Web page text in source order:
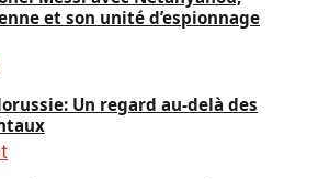
et son unité d’espionnage
Un regard au-delà des